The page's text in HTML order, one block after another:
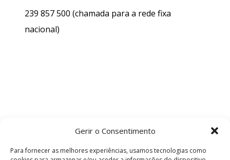
Gerir o Consentimento
Para fornecer as melhores experiências, usamos tecnologias como
239 857 500 (chamada para a rede fixa
nacional)